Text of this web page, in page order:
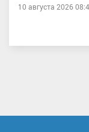
10 августа 2026